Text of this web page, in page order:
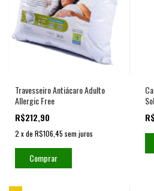
Travesseiro Antiácaro Adulto
Allergic Free
R$212,90
2 xde R$106,45 sem juros